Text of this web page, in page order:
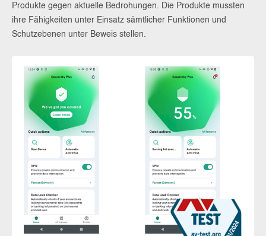
Produkte gegen aktuelle Bedrohungen. Die Produkte mussten
ihre Fähigkeiten unter Einsatz sämtlicher Funktionen und
Schutzebenen unter Beweis stellen.